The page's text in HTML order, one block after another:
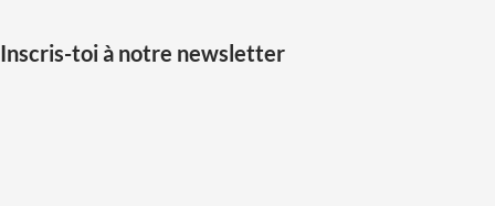
Inscris-toi à notre newsletter